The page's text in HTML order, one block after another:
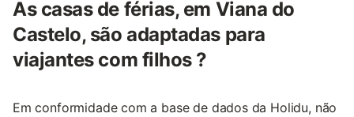
As casas de férias, em Viana do
Castelo, são adaptadas para
viajantes com filhos ?
Em conformidade com a base de dados da Holidu, não